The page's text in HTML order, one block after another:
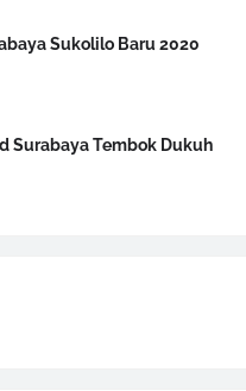
Sukolilo Baru 2020
Surabaya Tembok Dukuh